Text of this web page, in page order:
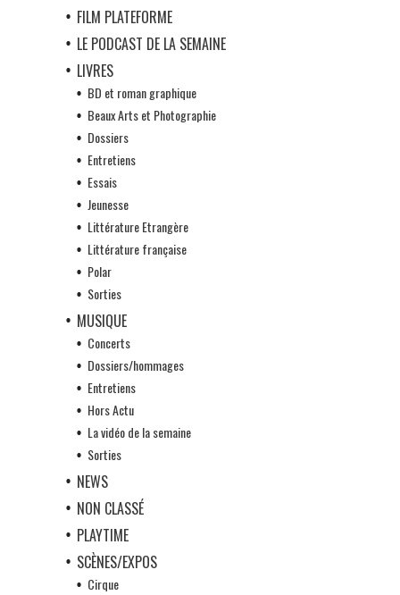
FILM PLATEFORME
LE PODCAST DE LA SEMAINE
LIVRES
BD et roman graphique
Beaux Arts et Photographie
Dossiers
Entretiens
Essais
Jeunesse
Littérature Etrangère
Littérature française
Polar
Sorties
MUSIQUE
Concerts
Dossiers/hommages
Entretiens
Hors Actu
La vidéo de la semaine
Sorties
NEWS
NON CLASSÉ
PLAYTIME
SCÈNES/EXPOS
Cirque